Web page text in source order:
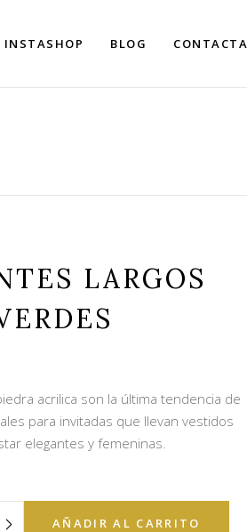
INSTASHOP BLOG CONTACTA
LARGOS
acrilica son la última tendencia de
para invitadas que llevan vestidos
elegantes y femeninas.
AÑADIR AL CARRITO